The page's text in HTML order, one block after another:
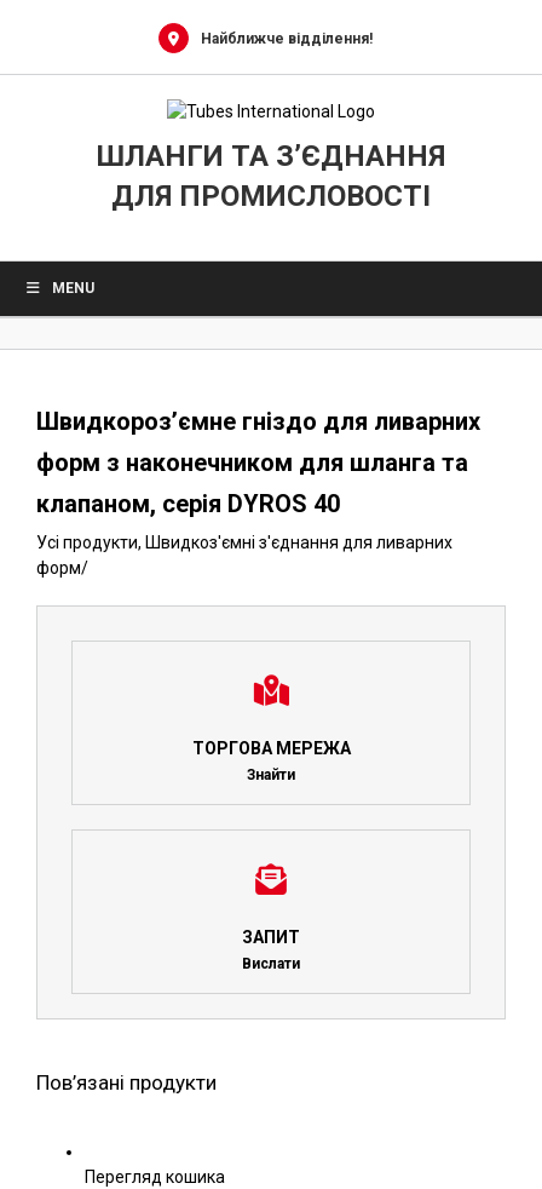
Найближче відділення!
ШЛАНГИ ТА З’ЄДНАННЯ
ДЛЯ ПРОМИСЛОВОСТІ
MENU
Швидкороз’ємне гніздо для ливарних
форм з наконечником для шланга та
клапаном, серія DYROS 40
Усі продукти, Швидкоз'ємні з'єднання для ливарних
форм/
ТОРГОВА МЕРЕЖА
Знайти
ЗАПИТ
Вислати
Пов’язані продукти
Перегляд кошика